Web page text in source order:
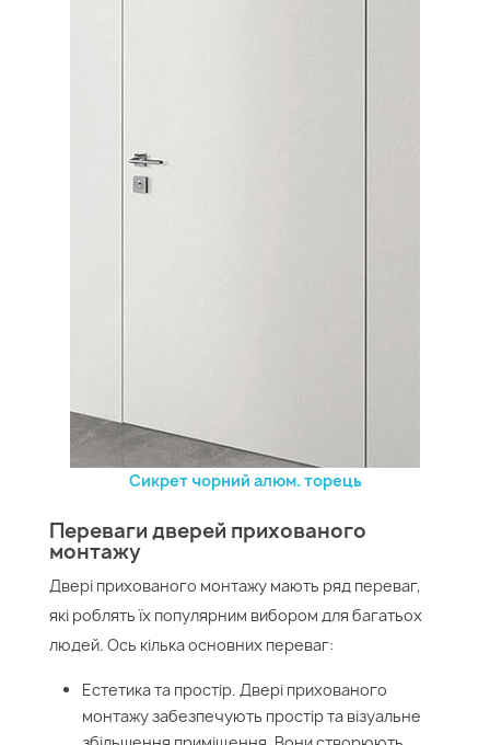
Сикрет чорний алюм. торець
Переваги дверей прихованого
монтажу
Двері прихованого монтажу мають ряд переваг,
які роблять їх популярним вибором для багатьох
людей. Ось кілька основних переваг:
Естетика та простір. Двері прихованого
монтажу забезпечують простір та візуальне